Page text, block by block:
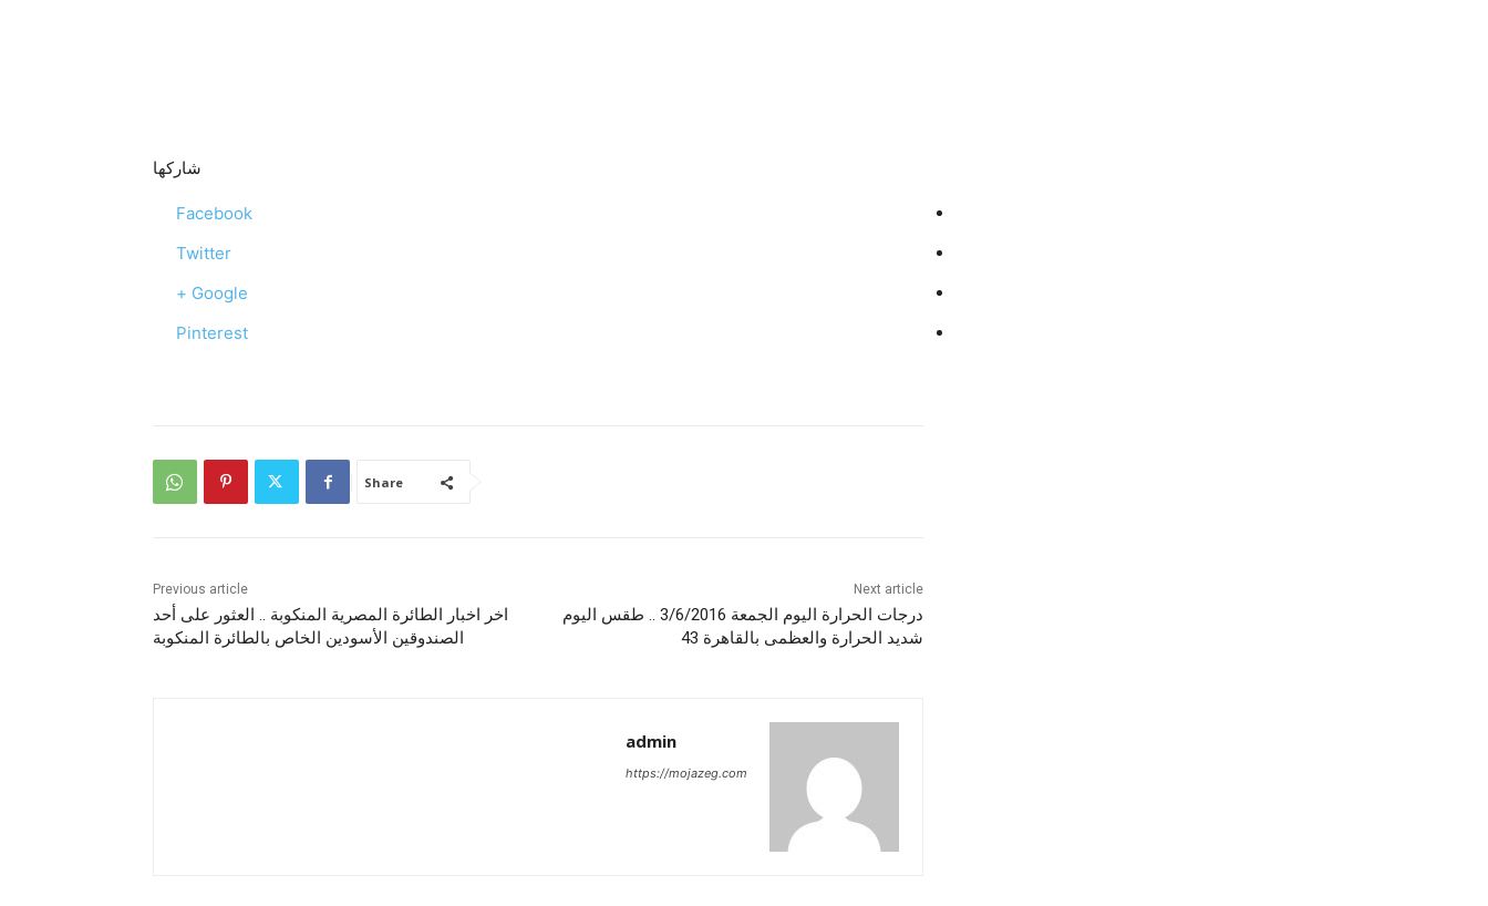
شاركها
Facebook
Twitter
Google +
Pinterest
Share
Previous article
اخر اخبار الطائرة المصرية المنكوبة .. العثور على أحد
الصندوقين الأسودين الخاص بالطائرة المنكوبة
Next article
درجات الحرارة اليوم الجمعة 3/6/2016 .. طقس اليوم
شديد الحرارة والعظمى بالقاهرة 43
admin
https://mojazeg.com